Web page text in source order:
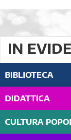
IN
BIBLIOTECA
DIDATTICA
CULTURA